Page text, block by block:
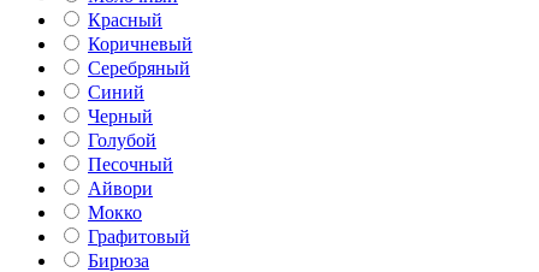
Красный
Коричневый
Серебряный
Синий
Черный
Голубой
Песочный
Айвори
Мокко
Графитовый
Бирюза